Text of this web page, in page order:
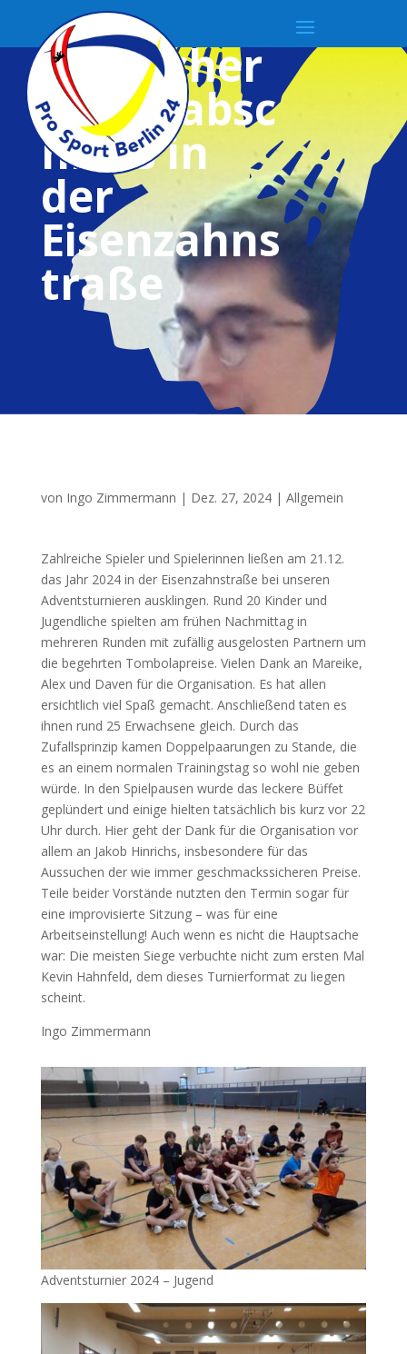
Fröhlicher
Jahresabsc
hluss in
der
Eisenzahns
traße
von Ingo Zimmermann | Dez. 27, 2024| Allgemein
Zahlreiche Spieler und Spielerinnen ließen am 21.12.
das Jahr 2024 in der Eisenzahnstraße bei unseren
Adventsturnieren ausklingen. Rund 20 Kinder und
Jugendliche spielten am frühen Nachmittag in
mehreren Runden mit zufällig ausgelosten Partnern um
die begehrten Tombolapreise. Vielen Dank an Mareike,
Alex und Daven für die Organisation. Es hat allen
ersichtlich viel Spaß gemacht. Anschließend taten es
ihnen rund 25 Erwachsene gleich. Durch das
Zufallsprinzip kamen Doppelpaarungen zu Stande, die
es an einem normalen Trainingstag so wohl nie geben
würde. In den Spielpausen wurde das leckere Büffet
geplündert und einige hielten tatsächlich bis kurz vor 22
Uhr durch. Hier geht der Dank für die Organisation vor
allem an Jakob Hinrichs, insbesondere für das
Aussuchen der wie immer geschmackssicheren Preise.
Teile beider Vorstände nutzten den Termin sogar für
eine improvisierte Sitzung – was für eine
Arbeitseinstellung! Auch wenn es nicht die Hauptsache
war: Die meisten Siege verbuchte nicht zum ersten Mal
Kevin Hahnfeld, dem dieses Turnierformat zu liegen
scheint.
Ingo Zimmermann
Adventsturnier 2024 – Jugend